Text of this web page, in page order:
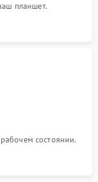
планшет.
состоянии.